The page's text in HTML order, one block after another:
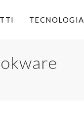
TECNOLOGIA